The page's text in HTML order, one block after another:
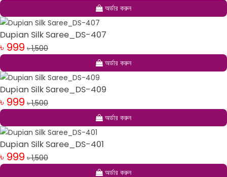
অর্ডার করুন
Dupian Silk Saree_DS-407
৳ 999 ৳ 1,500
অর্ডার করুন
Dupian Silk Saree_DS-409
৳ 999 ৳ 1,500
অর্ডার করুন
Dupian Silk Saree_DS-401
৳ 999 ৳ 1,500
অর্ডার করুন